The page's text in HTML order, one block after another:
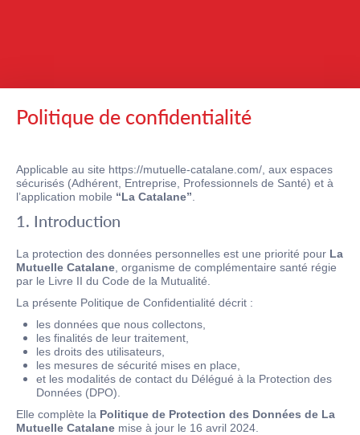
Politique de confidentialité
Applicable au site https://mutuelle-catalane.com/, aux espaces
sécurisés (Adhérent, Entreprise, Professionnels de Santé) et à
l’application mobile “La Catalane”
1. Introduction
La protection des données personnelles est une priorité pour La
Mutuelle Catalane , organisme de complémentaire santé régie
par le Livre II du Code de la Mutualité.
La présente Politique de Confidentialité décrit :
les données que nous collectons,
les finalités de leur traitement,
les droits des utilisateurs,
les mesures de sécurité mises en place,
et les modalités de contact du Délégué à la Protection des
Données (DPO).
Elle complète la Politique de Protection des Données de La
Mutuelle Catalane mise à jour le 16 avril 2024.